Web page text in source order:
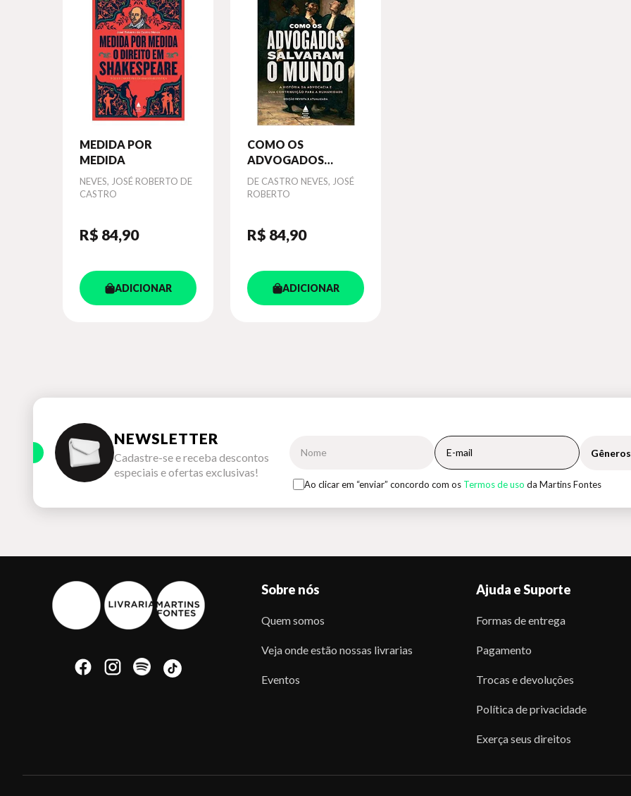
MEDIDA POR
MEDIDA
Autor
NEVES, JOSÉ ROBERTO DE
CASTRO
R$ 84,90
ADICIONAR
COMO OS
ADVOGADOS
SALVARAM O
MUNDO
Autor
DE CASTRO NEVES, JOSÉ
ROBERTO
R$ 84,90
ADICIONAR
NEWSLETTER
Cadastre-se e receba descontos
especiais e ofertas exclusivas!
Ao clicar em “enviar” concordo com os Termos de uso da Martins Fontes
Sobre nós
Quem somos
Veja onde estão nossas livrarias
Eventos
Ajuda e Suporte
Formas de entrega
Pagamento
Trocas e devoluções
Política de privacidade
Exerça seus direitos